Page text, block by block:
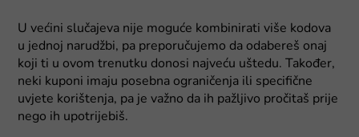
U većini slučajeva nije moguće kombinirati više kodova
u jednoj narudžbi, pa preporučujemo da odabereš onaj
koji ti u ovom trenutku donosi najveću uštedu. Također,
neki kuponi imaju posebna ograničenja ili specifične
uvjete korištenja, pa je važno da ih pažljivo pročitaš prije
nego ih upotrijebiš.